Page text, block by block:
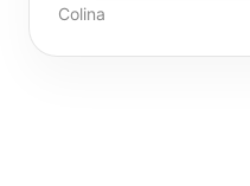
Colina